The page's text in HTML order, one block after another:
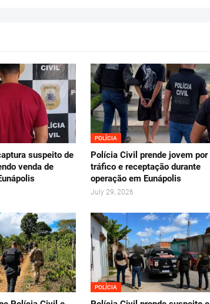
suspeito de
venda de
POLÍCIA
Polícia Civil prende jovem por
tráfico e receptação durante
operação em Eunápolis
July 29, 2026
POLÍCIA